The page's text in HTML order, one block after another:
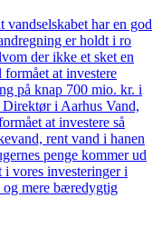
vandselskabet har en god
er holdt i ro
der ikke et sket en
at investere
på knap 700 mio. kr. i
i Aarhus Vand,
at investere så
rent vand i hanen
penge kommer ud
vores investeringer i
og mere bæredygtig